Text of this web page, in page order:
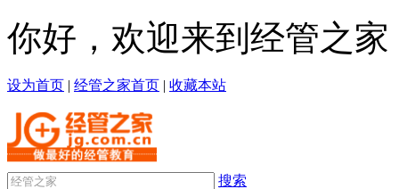
你好，欢迎来到经管之家
设为首页 | 经管之家首页 | 收藏本站
搜索